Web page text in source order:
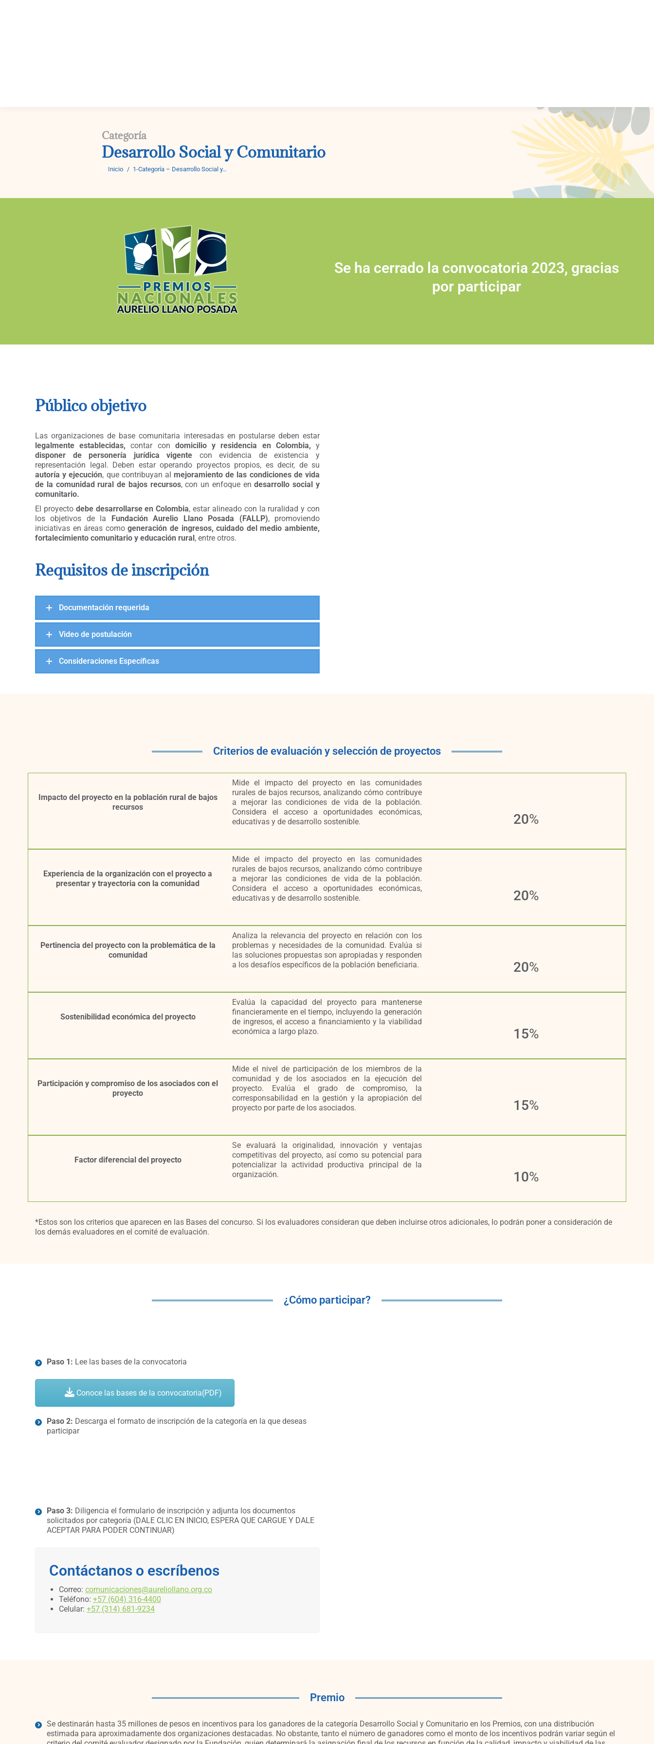
Categoría
Desarrollo Social y Comunitario
Estás aquí:
Inicio 1-Categoría – Desarrollo Social y…
Se ha cerrado la convocatoria 2023, gracias
por participar
Público objetivo
Las organizaciones de base comunitaria interesadas en postularse deben estar
legalmente establecidas, contar con domicilio y residencia en Colombia, y
disponer de personería jurídica vigente con evidencia de existencia y
representación legal. Deben estar operando proyectos propios, es decir, de su
autoría y ejecución, que contribuyan al mejoramiento de las condiciones de vida
de la comunidad rural de bajos recursos, con un enfoque endesarrollo social y
comunitario.
El proyecto debe desarrollarse en Colombia, estar alineado con la ruralidad y con
los objetivos de la Fundación Aurelio Llano Posada (FALLP), promoviendo
iniciativas en áreas comogeneración de ingresos, cuidado del medio ambiente,
fortalecimiento comunitario y educación rural, entre otros.
Requisitos de inscripción
Documentación requerida
Video de postulación
Consideraciones Específicas
Criterios de evaluación y selección de proyectos
Impacto del proyecto en la población rural de bajos
recursos
Mide el impacto del proyecto en las comunidades
rurales de bajos recursos, analizando cómo contribuye
a mejorar las condiciones de vida de la población.
Considera el acceso a oportunidades económicas,
educativas y de desarrollo sostenible.
20%
Experiencia de la organización con el proyecto a
presentar y trayectoria con la comunidad
Mide el impacto del proyecto en las comunidades
rurales de bajos recursos, analizando cómo contribuye
a mejorar las condiciones de vida de la población.
Considera el acceso a oportunidades económicas,
educativas y de desarrollo sostenible.
20%
Pertinencia del proyecto con la problemática de la
comunidad
Analiza la relevancia del proyecto en relación con los
problemas y necesidades de la comunidad. Evalúa si
las soluciones propuestas son apropiadas y responden
a los desafíos específicos de la población beneficiaria.
20%
Sostenibilidad económica del proyecto
Evalúa la capacidad del proyecto para mantenerse
financieramente en el tiempo, incluyendo la generación
de ingresos, el acceso a financiamiento y la viabilidad
económica a largo plazo.
15%
Participación y compromiso de los asociados con el
proyecto
Mide el nivel de participación de los miembros de la
comunidad y de los asociados en la ejecución del
proyecto. Evalúa el grado de compromiso, la
corresponsabilidad en la gestión y la apropiación del
proyecto por parte de los asociados.
15%
Factor diferencial del proyecto
Se evaluará la originalidad, innovación y ventajas
competitivas del proyecto, así como su potencial para
potencializar la actividad productiva principal de la
organización.
10%
*Estos son los criterios que aparecen en las Bases del concurso. Si los evaluadores consideran que deben incluirse otros adicionales, lo podrán poner a consideración de
los demás evaluadores en el comité de evaluación.
¿Cómo participar?
Paso 1: Lee las bases de la convocatoria
Conoce las bases de la convocatoria(PDF)
Paso 2: Descarga el formato de inscripción de la categoría en la que deseas
participar
Paso 3: Diligencia el formulario de inscripción y adjunta los documentos
solicitados por categoría (DALE CLIC EN INICIO, ESPERA QUE CARGUE Y DALE
ACEPTAR PARA PODER CONTINUAR)
Contáctanos o escríbenos
Correo: comunicaciones@aureliollano.org.co
Teléfono: +57 (604) 316-4400
Celular: +57 (314) 681-9234
Premio
Se destinarán hasta 35 millones de pesos en incentivos para los ganadores de la categoría Desarrollo Social y Comunitario en los Premios, con una distribución
estimada para aproximadamente dos organizaciones destacadas. No obstante, tanto el número de ganadores como el monto de los incentivos podrán variar según el